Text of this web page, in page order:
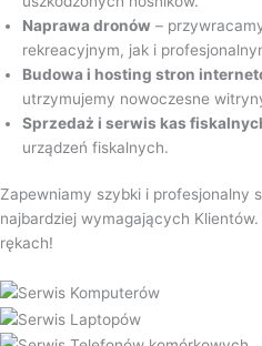
Naprawa dronów –
rekreacyjnym, jak i
Budowa i hosting stron
utrzymujemy nowoczesne
Sprzedaż i serwis kas
urządzeń fiskalnych.
Zapewniamy szybki i profesjonalny
najbardziej wymagających
rękach!